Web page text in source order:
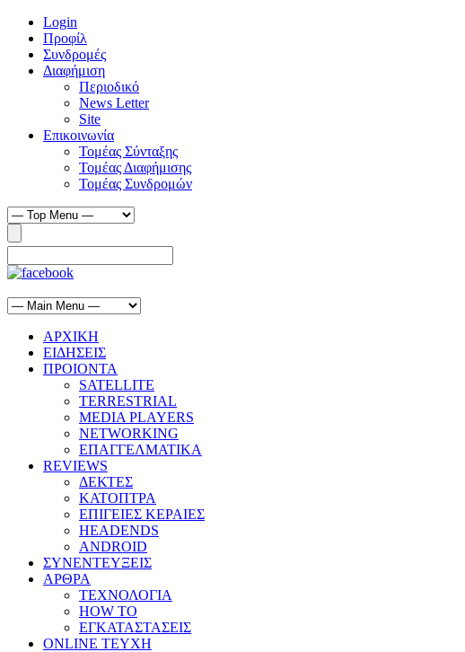
Login
Προφίλ
Συνδρομές
Διαφήμιση
Περιοδικό
News Letter
Site
Επικοινωνία
Τομέας Σύνταξης
Τομέας Διαφήμισης
Τομέας Συνδρομών
ΑΡΧΙΚΗ
ΕΙΔΗΣΕΙΣ
ΠΡΟΙΟΝΤΑ
SATELLITE
TERRESTRIAL
MEDIA PLAYERS
NETWORKING
ΕΠΑΓΓΕΛΜΑΤΙΚΑ
REVIEWS
ΔΕΚΤΕΣ
ΚΑΤΟΠΤΡΑ
ΕΠΙΓΕΙΕΣ ΚΕΡΑΙΕΣ
HEADENDS
ANDROID
ΣΥΝΕΝΤΕΥΞΕΙΣ
ΑΡΘΡΑ
ΤΕΧΝΟΛΟΓΙΑ
HOW TO
ΕΓΚΑΤΑΣΤΑΣΕΙΣ
ONLINE TEYXH